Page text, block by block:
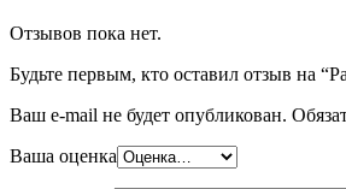
Отзывов пока нет.
Будьте первым, кто оставил отзыв на
Ваш e-mail не будет опубликован.
Ваша оценка